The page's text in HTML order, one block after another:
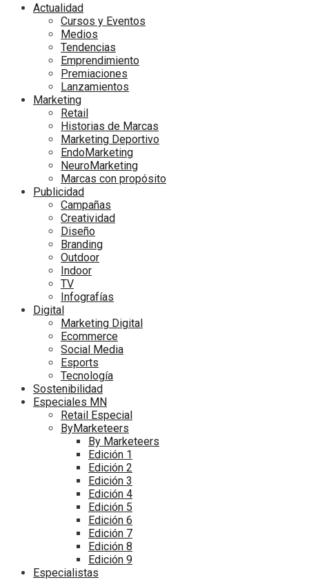
Actualidad
Cursos y Eventos
Medios
Tendencias
Emprendimiento
Premiaciones
Lanzamientos
Marketing
Retail
Historias de Marcas
Marketing Deportivo
EndoMarketing
NeuroMarketing
Marcas con propósito
Publicidad
Campañas
Creatividad
Diseño
Branding
Outdoor
Indoor
TV
Infografías
Digital
Marketing Digital
Ecommerce
Social Media
Esports
Tecnología
Sostenibilidad
Especiales MN
Retail Especial
ByMarketeers
By Marketeers
Edición 1
Edición 2
Edición 3
Edición 4
Edición 5
Edición 6
Edición 7
Edición 8
Edición 9
Especialistas